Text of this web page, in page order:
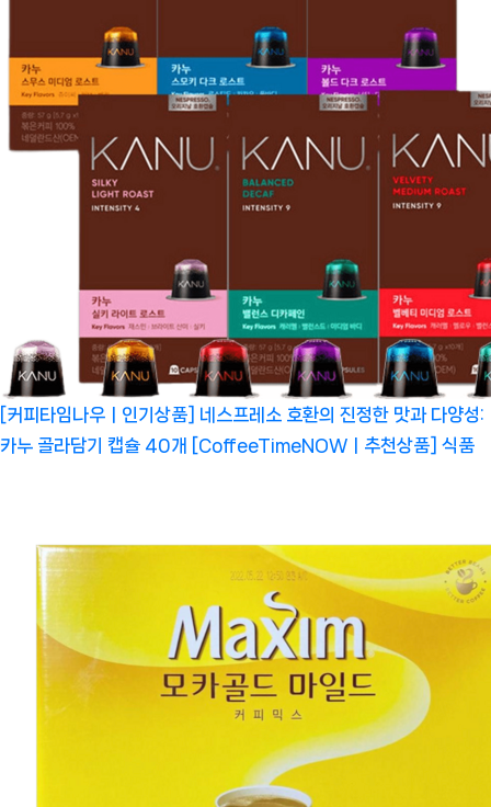
[커피타임나우ㅣ인기상품] 네스프레소 호환의 진정한 맛과 다양성:
카누 골라담기 캡슐 40개 [CoffeeTimeNOWㅣ추천상품]
식품